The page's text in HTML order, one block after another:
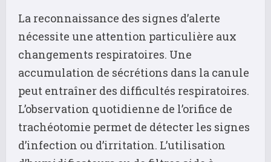
La reconnaissance des signes d’alerte
nécessite une attention particulière aux
changements respiratoires. Une
accumulation de sécrétions dans la canule
peut entraîner des difficultés respiratoires.
L’observation quotidienne de l’orifice de
trachéotomie permet de détecter les signes
d’infection ou d’irritation. L’utilisation